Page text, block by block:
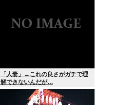
「人妻」←これの良さがガチで理
解できないんだが…